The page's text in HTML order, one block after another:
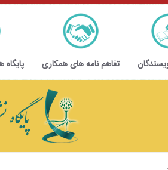
تفاهم نامه های همکاری